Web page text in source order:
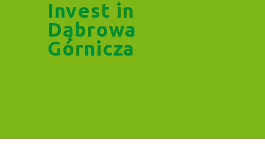
Invest in
Dąbrowa
Górnicza